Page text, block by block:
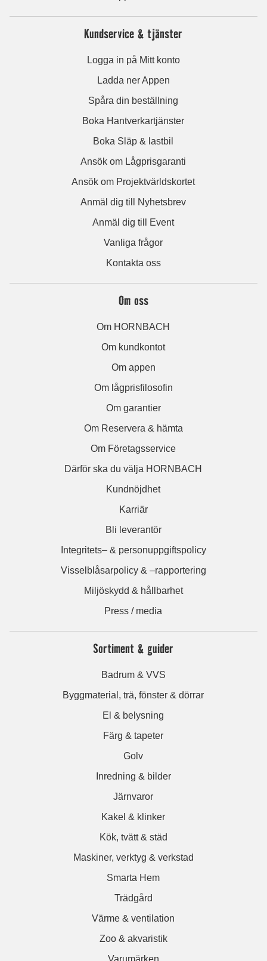
Kundservice & tjänster
Logga in på Mitt konto
Ladda ner Appen
Spåra din beställning
Boka Hantverkartjänster
Boka Släp & lastbil
Ansök om Lågprisgaranti
Ansök om Projektvärldskortet
Anmäl dig till Nyhetsbrev
Anmäl dig till Event
Vanliga frågor
Kontakta oss
Om oss
Om HORNBACH
Om kundkontot
Om appen
Om lågprisfilosofin
Om garantier
Om Reservera & hämta
Om Företagsservice
Därför ska du välja HORNBACH
Kundnöjdhet
Karriär
Bli leverantör
Integritets– & personuppgiftspolicy
Visselblåsarpolicy & –rapportering
Miljöskydd & hållbarhet
Press / media
Sortiment & guider
Badrum & VVS
Byggmaterial, trä, fönster & dörrar
El & belysning
Färg & tapeter
Golv
Inredning & bilder
Järnvaror
Kakel & klinker
Kök, tvätt & städ
Maskiner, verktyg & verkstad
Smarta Hem
Trädgård
Värme & ventilation
Zoo & akvaristik
Varumärken